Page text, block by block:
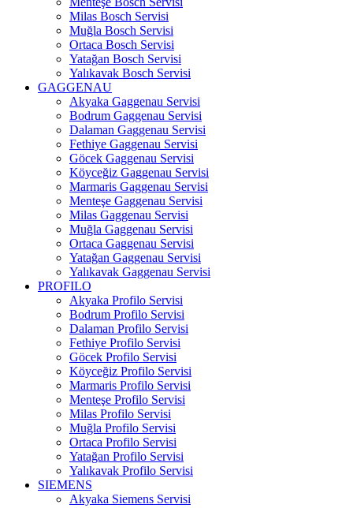
Milas Bosch Servisi
Muğla Bosch Servisi
Ortaca Bosch Servisi
Yatağan Bosch Servisi
Yalıkavak Bosch Servisi
GAGGENAU
Akyaka Gaggenau Servisi
Bodrum Gaggenau Servisi
Dalaman Gaggenau Servisi
Fethiye Gaggenau Servisi
Göcek Gaggenau Servisi
Köyceğiz Gaggenau Servisi
Marmaris Gaggenau Servisi
Menteşe Gaggenau Servisi
Milas Gaggenau Servisi
Muğla Gaggenau Servisi
Ortaca Gaggenau Servisi
Yatağan Gaggenau Servisi
Yalıkavak Gaggenau Servisi
PROFILO
Akyaka Profilo Servisi
Bodrum Profilo Servisi
Dalaman Profilo Servisi
Fethiye Profilo Servisi
Göcek Profilo Servisi
Köyceğiz Profilo Servisi
Marmaris Profilo Servisi
Menteşe Profilo Servisi
Milas Profilo Servisi
Muğla Profilo Servisi
Ortaca Profilo Servisi
Yatağan Profilo Servisi
Yalıkavak Profilo Servisi
SIEMENS
Akyaka Siemens Servisi